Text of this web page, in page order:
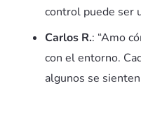
control puede ser
Carlos R.: “Amo
con el entorno.
algunos se